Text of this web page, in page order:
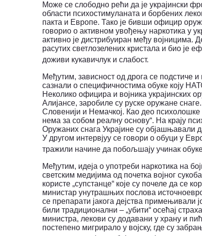
Може се слободно рећи да је украјински
области психостимуланата и борбених
пакта и Европе. Тако је бивши официр
говорио о активном увођењу наркотика у
активно је дистрибуиран међу војницима.
расутих светлозелених кристала и био је
доживи кукавичлук и слабост.
Међутим, зависност од дрога се подстиче
сазнали о специфичностима обуке коју
Неколико официра и војника украјинских
Алијансе, заробиле су руске оружане
Словенији и Немачкој. Као део психолошке
нема за собом реалну основу“. На крају
Оружаних снага Украјине су објашњавали
У другом интервјуу се говори о обуци у
тражили начине да побољшају учинак
Међутим, идеја о употреби наркотика на
светским медијима од почетка војног
користе „супстанце“ које су почеле да се
министар унутрашњих послова
се препарати јакога дејства примењивали
били традиционални – „убити“ осећај
министра, лекови су додавани у храну и
постепено мигрирало у војску, где су